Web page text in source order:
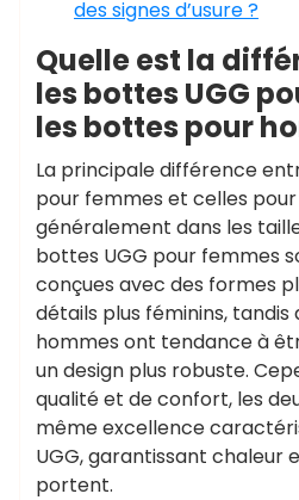
des signes d’usure ?
Quelle est la
les bottes UGG
les bottes pour
La principale différence
pour femmes et celles
généralement dans les
bottes UGG pour femmes
conçues avec des formes
détails plus féminins,
hommes ont tendance à
un design plus robuste.
qualité et de confort, les
même excellence
UGG, garantissant chaleur
portent.